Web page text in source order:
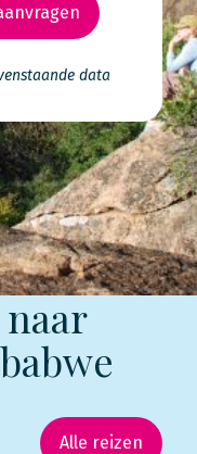
data
Alle reizen